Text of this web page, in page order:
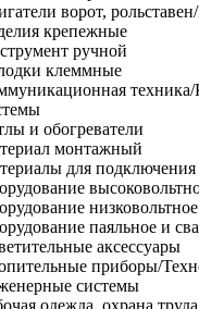
ворот,
крепежные
ручной
клеммные
и обогреватели
монтажный
для подключения
низковольтное
паяльное и
аксессуары
приборы/
системы
одежда, охрана труда